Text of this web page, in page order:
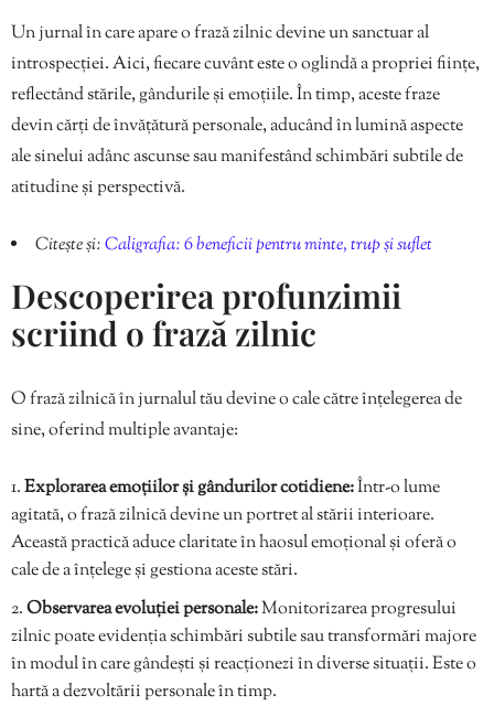
Un jurnal în care apare o frază zilnic devine un sanctuar al
introspecției. Aici, fiecare cuvânt este o oglindă a propriei ființe,
reflectând stările, gândurile și emoțiile. În timp, aceste fraze
devin cărți de învățătură personale, aducând în lumină aspecte
ale sinelui adânc ascunse sau manifestând schimbări subtile de
atitudine și perspectivă.
Citește și:Caligrafia: 6 beneficii pentru minte, trup și suflet
Descoperirea profunzimii
scriind o frază zilnic
O frază zilnică în jurnalul tău devine o cale către înțelegerea de
sine, oferind multiple avantaje:
Explorarea emoțiilor și gândurilor cotidiene:Într-o lume
agitată, o frază zilnică devine un portret al stării interioare.
Această practică aduce claritate în haosul emoțional și oferă o
cale de a înțelege și gestiona aceste stări.
Observarea evoluției personale:Monitorizarea progresului
zilnic poate evidenția schimbări subtile sau transformări majore
în modul în care gândești și reacționezi în diverse situații. Este o
hartă a dezvoltării personale în timp.